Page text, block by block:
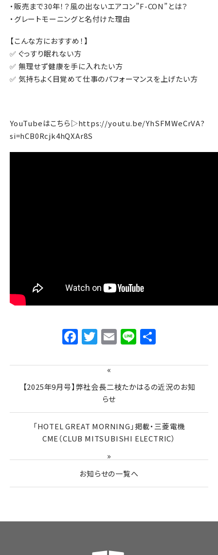
・販売まで30年！？風の出ないエアコン”F-CON”とは？
・グレートモーニングと名付けた理由
【こんな方におすすめ！】
✅ ぐっすり眠れない方
✅ 無理せず健康を手に入れたい方
✅ 気持ちよく目覚めて仕事のパフォーマンスを上げたい方
YouTubeはこちら▷https://youtu.be/YhSFMWeCrVA?
si=hCB0Rcjk4hQXAr8S
Facebook
Twitter
Email
Line
«
【2025年9月号】弊社会長二枝たかはるの近況のお知
らせ
お知らせの一覧へ
「HOTEL GREAT MORNING」掲載・三菱電機
CME（CLUB MITSUBISHI ELECTRIC）
»